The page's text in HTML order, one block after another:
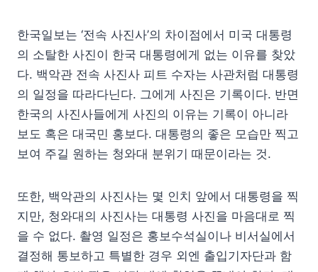
한국일보는 ‘전속 사진사’의 차이점에서 미국 대통령
의 소탈한 사진이 한국 대통령에게 없는 이유를 찾았
다. 백악관 전속 사진사 피트 수자는 사관처럼 대통령
의 일정을 따라다닌다. 그에게 사진은 기록이다. 반면
한국의 사진사들에게 사진의 이유는 기록이 아니라
보도 혹은 대국민 홍보다. 대통령의 좋은 모습만 찍고
보여 주길 원하는 청와대 분위기 때문이라는 것.
또한, 백악관의 사진사는 몇 인치 앞에서 대통령을 찍
지만, 청와대의 사진사는 대통령 사진을 마음대로 찍
을 수 없다. 촬영 일정은 홍보수석실이나 비서실에서
결정해 통보하고 특별한 경우 외엔 출입기자단과 함